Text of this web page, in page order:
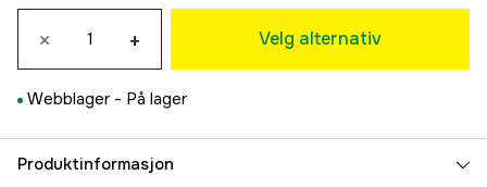
S
128 kr
128 kr
128 kr
XL
× + Velg alternativ
Webblager - På lager
Produktinformasjon